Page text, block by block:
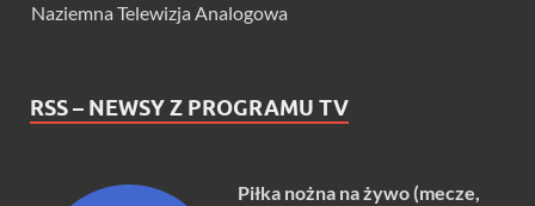
Naziemna Telewizja Analogowa
RSS – NEWSY Z PROGRAMU TV
Piłka nożna na żywo (mecze,